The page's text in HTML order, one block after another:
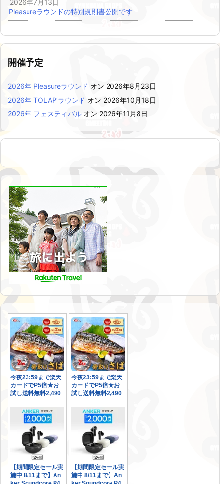
2026年7月13日
Pleasureラウンドの特別規則書公開です
開催予定
2026年 Pleasureラウンド オン 2026年8月23日
2026年 TOLAP’ラウンド オン 2026年10月18日
2026年 フェスティバル オン 2026年11月8日